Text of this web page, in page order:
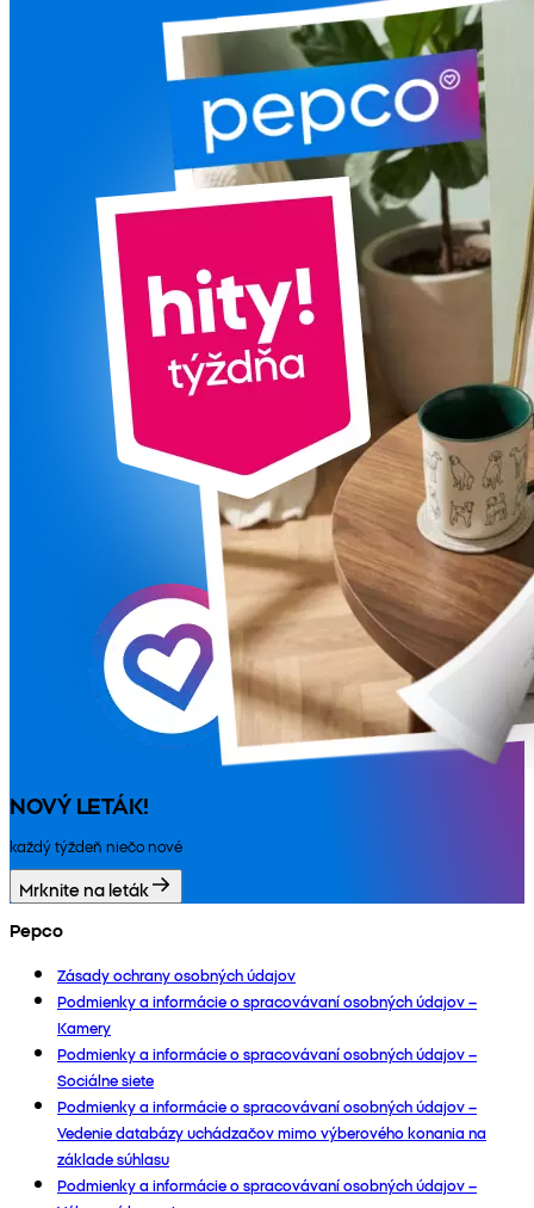
NOVÝ LETÁK!
každý týždeň niečo nové
Mrknite na leták
Pepco
Zásady ochrany osobných údajov
Podmienky a informácie o spracovávaní osobných údajov –
Kamery
Podmienky a informácie o spracovávaní osobných údajov –
Sociálne siete
Podmienky a informácie o spracovávaní osobných údajov –
Vedenie databázy uchádzačov mimo výberového konania na
základe súhlasu
Podmienky a informácie o spracovávaní osobných údajov –